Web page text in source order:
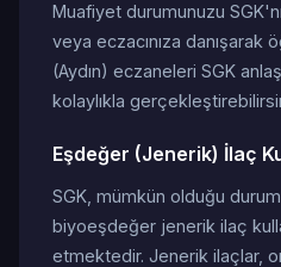
Muafiyet durumunuzu
veya eczacınıza danışarak
(Aydın) eczaneleri SGK
kolaylıkla
Eşdeğer (Jenerik) İlaç
SGK, mümkün olduğu
biyoeşdeğer jenerik ilaç
etmektedir. Jenerik ilaçlar,